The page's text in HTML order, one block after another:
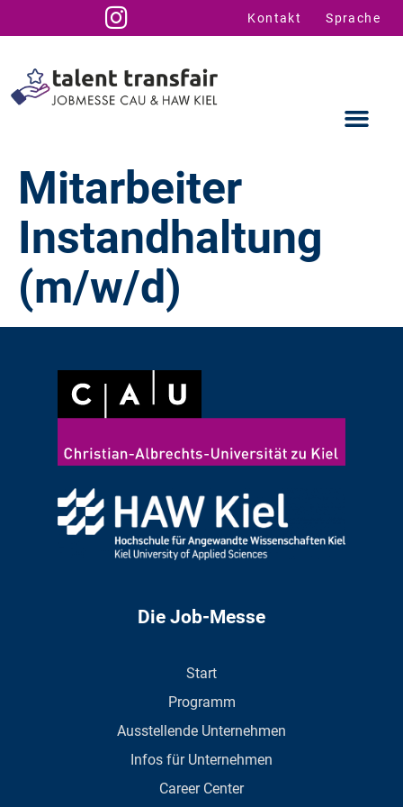
Kontakt Sprache
Mitarbeiter
Instandhaltung
(m/w/d)
Die Job-Messe
Start
Programm
Ausstellende Unternehmen
Infos für Unternehmen
Career Center